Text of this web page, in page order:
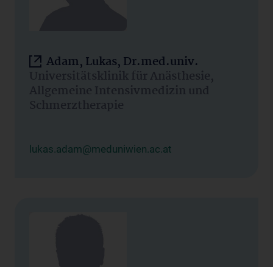
Adam, Lukas, Dr.med.univ.
Universitätsklinik für Anästhesie,
Allgemeine Intensivmedizin und
Schmerztherapie
lukas.adam@meduniwien.ac.at